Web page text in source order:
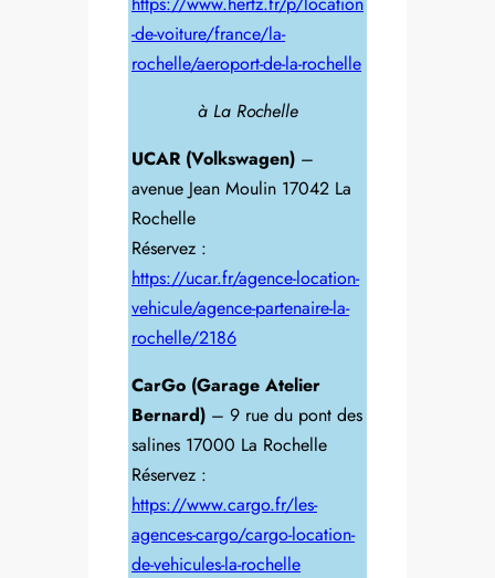
-de-voiture/france/la-
rochelle/aeroport-de-la-rochelle
à La Rochelle
UCAR (Volkswagen) –
avenue Jean Moulin 17042 La
Rochelle
Réservez :
https://ucar.fr/agence-location-
vehicule/agence-partenaire-la-
rochelle/2186
CarGo (Garage Atelier
Bernard) – 9 rue du pont des
salines 17000 La Rochelle
Réservez :
https://www.cargo.fr/les-
agences-cargo/cargo-location-
de-vehicules-la-rochelle